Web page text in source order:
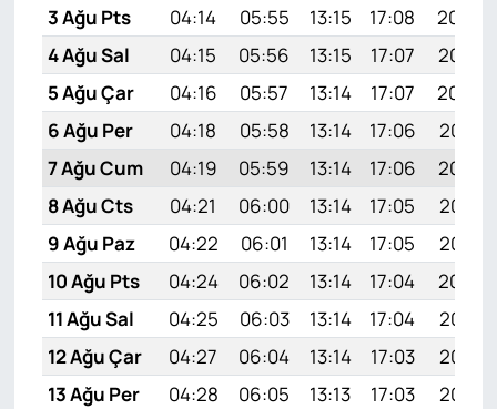
3 Ağu Pts
04:14 05:55 13:15 17:08
20:24
4 Ağu Sal
04:15 05:56 13:15 17:07
20:23
5 Ağu Çar
04:16 05:57 13:14 17:07
20:22
6 Ağu Per
04:18 05:58 13:14 17:06
20:21
7 Ağu Cum
04:19 05:59 13:14 17:06
20:19
8 Ağu Cts
04:21 06:00 13:14 17:05
20:18
9 Ağu Paz
04:22 06:01 13:14 17:05
20:17
10 Ağu Pts
04:24 06:02 13:14 17:04
20:16
11 Ağu Sal
04:25 06:03 13:14 17:04
20:14
12 Ağu Çar
04:27 06:04 13:14 17:03
20:13
13 Ağu Per
04:28 06:05 13:13 17:03
20:12